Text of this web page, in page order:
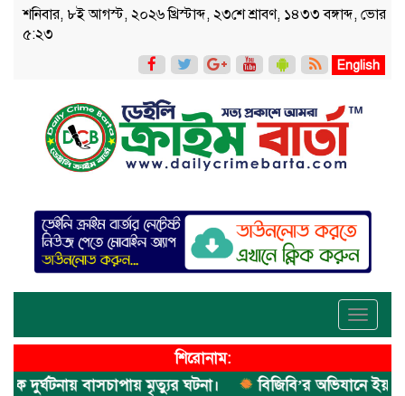
শনিবার, ৮ই আগস্ট, ২০২৬ খ্রিস্টাব্দ, ২৩শে শ্রাবণ, ১৪৩৩ বঙ্গাব্দ, ভোর
৫:২৩
English
Toggle
শিরোনাম:
বাসচাপায় মৃত্যুর ঘটনা।
বিজিবি’র অভিযানে ইয়াবা